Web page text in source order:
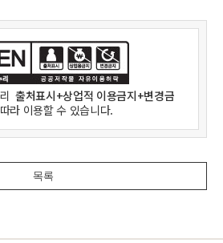
출처표시+상업적 이용금지+변경금
라 이용할 수 있습니다.
목록